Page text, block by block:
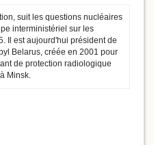
suit les questions nucléaires
interministériel sur les
Il est aujourd'hui président de
Belarus, créée en 2001 pour
de protection radiologique
Minsk.